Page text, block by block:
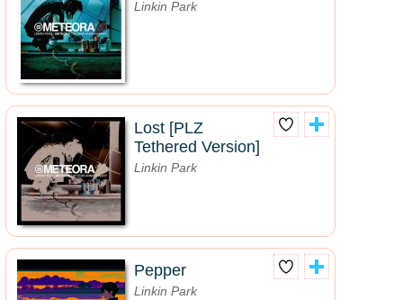
Linkin Park
Lost [PLZ
Tethered Version]
Linkin Park
Pepper
Linkin Park